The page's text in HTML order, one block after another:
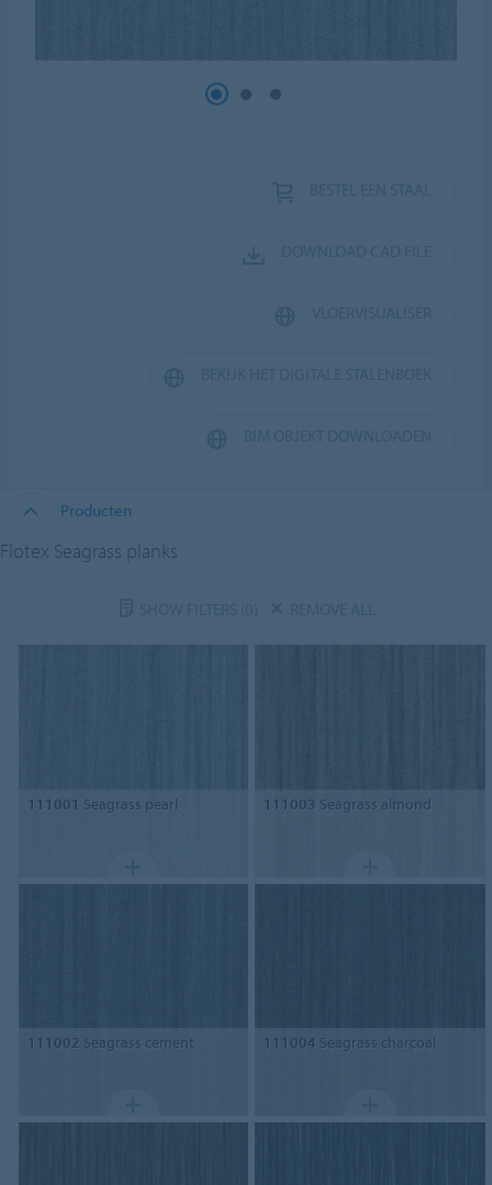
Producten
Flotex Seagrass planks
111001 Seagrass pearl 111003 Seagrass almond
111002 Seagrass cement 111004 Seagrass charcoal